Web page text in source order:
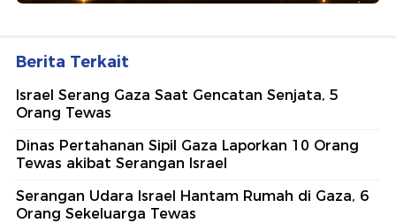
Berita Terkait
Israel Serang Gaza Saat Gencatan Senjata, 5
Orang Tewas
Dinas Pertahanan Sipil Gaza Laporkan 10 Orang
Tewas akibat Serangan Israel
Serangan Udara Israel Hantam Rumah di Gaza, 6
Orang Sekeluarga Tewas